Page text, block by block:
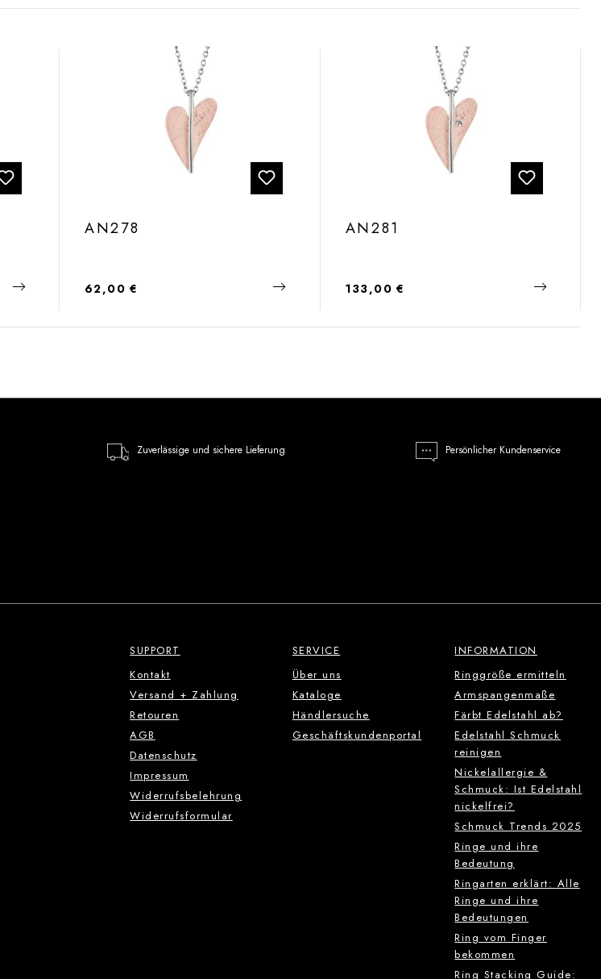
AN278
Regulärer Preis:
62,00 €
AN281
Regulärer Preis:
133,00 €
Zuverlässige und sichere Lieferung Persönlicher Kundenservice
SUPPORT
Kontakt
Versand + Zahlung
Retouren
AGB
Datenschutz
Impressum
Widerrufsbelehrung
Widerrufsformular
SERVICE
Über uns
Kataloge
Händlersuche
Geschäftskundenportal
INFORMATION
Ringgröße ermitteln
Armspangenmaße
Färbt Edelstahl ab?
Edelstahl Schmuck
reinigen
Nickelallergie &
Schmuck: Ist Edelstahl
nickelfrei?
Schmuck Trends 2025
Ringe und ihre
Bedeutung
Ringarten erklärt: Alle
Ringe und ihre
Bedeutungen
Ring vom Finger
bekommen
Ring Stacking Guide: